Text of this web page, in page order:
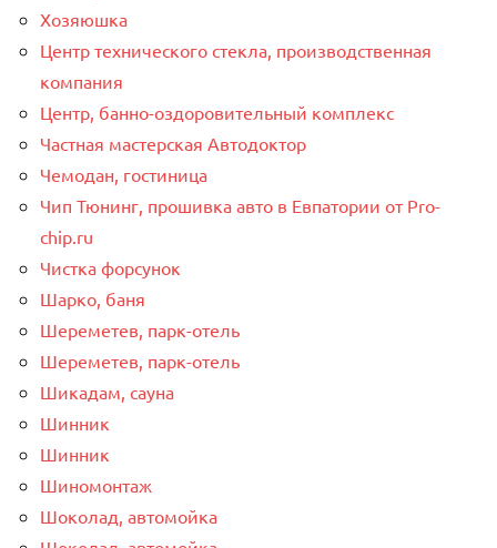
Хозяюшка
Центр технического стекла, производственная
компания
Центр, банно-оздоровительный комплекс
Частная мастерская Автодоктор
Чемодан, гостиница
Чип Тюнинг, прошивка авто в Евпатории от Pro-
chip.ru
Чистка форсунок
Шарко, баня
Шереметев, парк-отель
Шереметев, парк-отель
Шикадам, сауна
Шинник
Шинник
Шиномонтаж
Шоколад, автомойка